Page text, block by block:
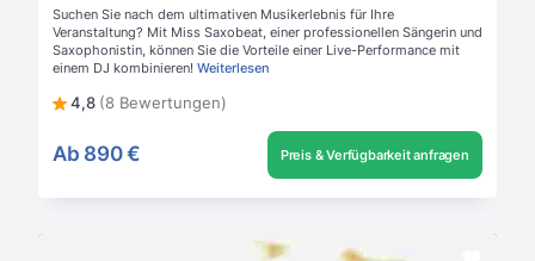
Suchen Sie nach dem ultimativen Musikerlebnis für Ihre
Veranstaltung? Mit Miss Saxobeat, einer professionellen Sängerin und
Saxophonistin, können Sie die Vorteile einer Live-Performance mit
einem DJ kombinieren! Weiterlesen
4,8 (8 Bewertungen)
Ab 890 € Preis & Verfügbarkeit anfragen